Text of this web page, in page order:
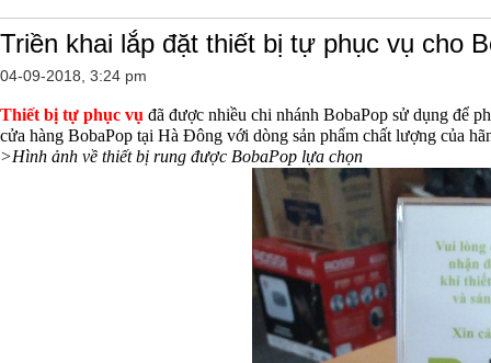
Triền khai lắp đặt thiết bị tự phục vụ cho
04-09-2018, 3:24 pm
Thiết bị tự phục vụ đã được nhiều chi nhánh BobaPop sử dụng để
cửa hàng BobaPop tại Hà Đông với dòng sản phẩm chất lượng của
>Hình ảnh về thiết bị rung được BobaPop lựa chọn